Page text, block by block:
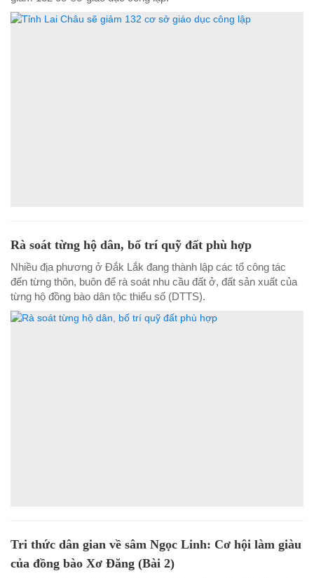
Rà soát từng hộ dân, bố trí quỹ đất phù hợp
Nhiều địa phương ở Đắk Lắk đang thành lập các tổ công tác
đến từng thôn, buôn để rà soát nhu cầu đất ở, đất sản xuất của
từng hộ đồng bào dân tộc thiểu số (DTTS).
Tri thức dân gian về sâm Ngọc Linh: Cơ hội làm giàu
của đồng bào Xơ Đăng (Bài 2)